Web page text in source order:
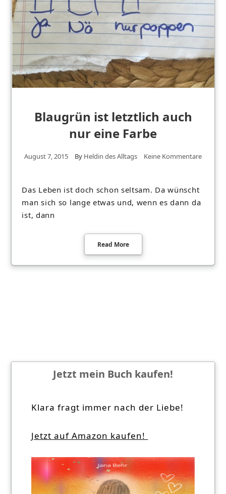
Blaugrün ist letztlich auch
nur eine Farbe
August 7, 2015 By Heldin des Alltags Keine Kommentare
Das Leben ist doch schon seltsam. Da wünscht
man sich so lange etwas und, wenn es dann da
ist, dann
Read More
Jetzt mein Buch kaufen!
Klara fragt immer nach der Liebe!
Jetzt auf Amazon kaufen!